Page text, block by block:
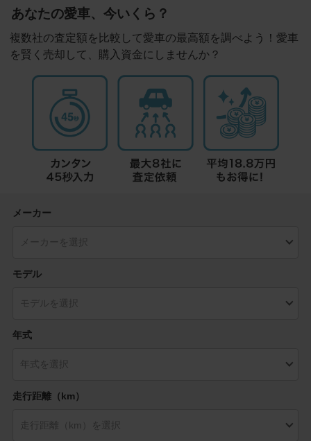
あなたの愛車、今いくら？
複数社の査定額を比較して愛車の最高額を調べよう！愛車
を賢く売却して、購入資金にしませんか？
メーカー
モデル
年式
走行距離（km）